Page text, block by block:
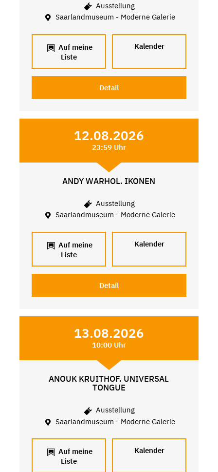
Ausstellung
Saarlandmuseum - Moderne Galerie
Auf meine
Liste
Kalender
Detail
12.08.2026
23:59 Uhr
ANDY WARHOL. IKONEN
Ausstellung
Saarlandmuseum - Moderne Galerie
Auf meine
Liste
Kalender
Detail
13.08.2026
10:00 Uhr
ANOUK KRUITHOF. UNIVERSAL
TONGUE
Ausstellung
Saarlandmuseum - Moderne Galerie
Auf meine
Liste
Kalender